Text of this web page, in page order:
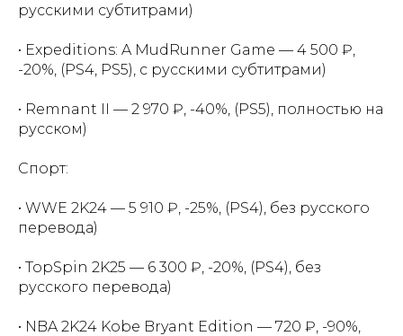
русскими субтитрами)
• Expeditions: A MudRunner Game — 4 500 ₽,
-20%, (PS4, PS5), с русскими субтитрами)
• Remnant II — 2 970 ₽, -40%, (PS5), полностью на
русском)
Спорт:
• WWE 2K24 — 5 910 ₽, -25%, (PS4), без русского
перевода)
• TopSpin 2K25 — 6 300 ₽, -20%, (PS4), без
русского перевода)
• NBA 2K24 Kobe Bryant Edition — 720 ₽, -90%,